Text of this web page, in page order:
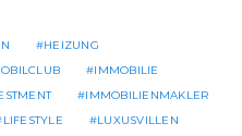
HEIZUNG
IMMOBILIE
IMMOBILIENMAKLER
LIFESTYLE
LUXUSVILLEN